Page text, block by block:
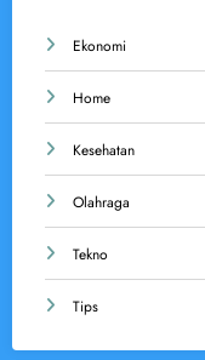
Ekonomi
Home
Kesehatan
Olahraga
Tekno
Tips